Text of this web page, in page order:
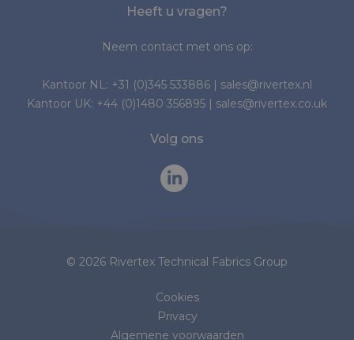
Heeft u vragen?
Neem contact met ons op:
Kantoor NL: +31 (0)345 533886 | sales@rivertex.nl
Kantoor UK: +44 (0)1480 356895 | sales@rivertex.co.uk
Volg ons
© 2026 Rivertex Technical Fabrics Group
Cookies
Privacy
Algemene voorwaarden